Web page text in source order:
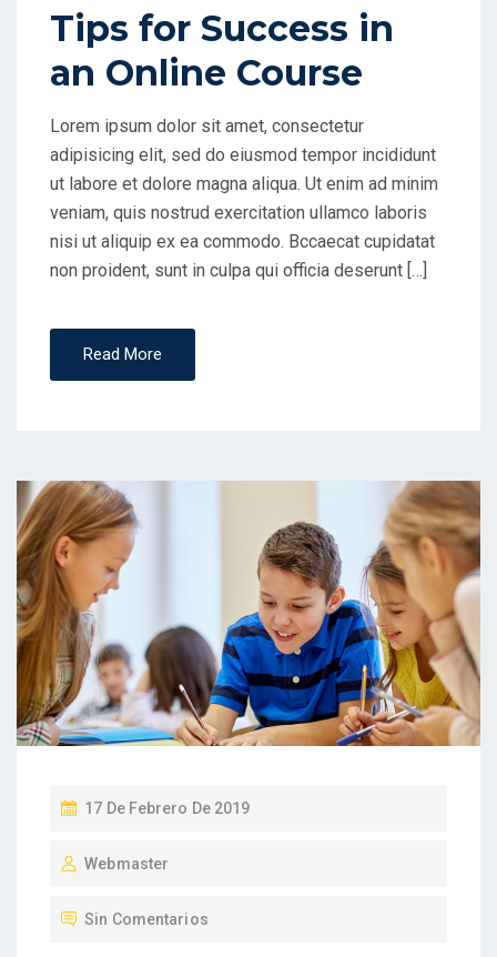
C
A
D
E
N
Tips for Success in
an Online Course
Lorem ipsum dolor sit amet, consectetur
adipisicing elit, sed do eiusmod tempor incididunt
ut labore et dolore magna aliqua. Ut enim ad minim
veniam, quis nostrud exercitation ullamco laboris
nisi ut aliquip ex ea commodo. Bccaecat cupidatat
non proident, sunt in culpa qui officia deserunt […]
Read More
P
B
17 De Febrero De 2019
Webmaster
Sin Comentarios